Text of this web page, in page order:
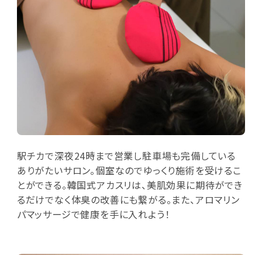
駅チカで深夜24時まで営業し駐車場も完備している
ありがたいサロン。個室なのでゆっくり施術を受けるこ
とができる。韓国式アカスリは、美肌効果に期待ができ
るだけでなく体臭の改善にも繋がる。また、アロマリン
パマッサージで健康を手に入れよう！